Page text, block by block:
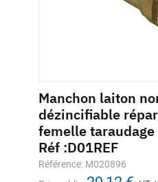
Manchon laiton
dézincifiable
femelle
Réf :D01REF
Référence: M020896